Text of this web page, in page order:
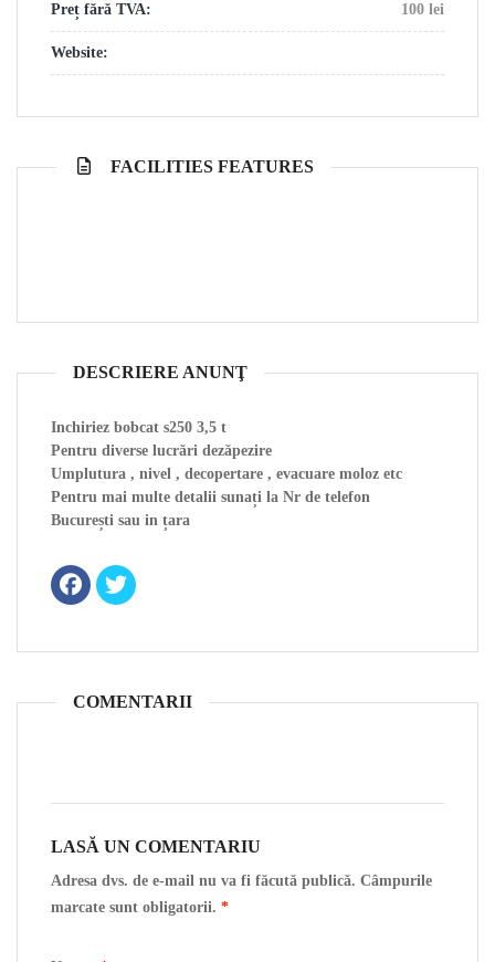
Preț fără TVA: 100 lei
Website:
FACILITIES FEATURES
DESCRIERE ANUNŢ
Inchiriez bobcat s250 3,5 t
Pentru diverse lucrări dezăpezire
Umplutura , nivel , decopertare , evacuare moloz etc
Pentru mai multe detalii sunați la Nr de telefon
București sau in țara
COMENTARII
LASĂ UN COMENTARIU
Adresa dvs. de e-mail nu va fi făcută publică. Câmpurile
marcate sunt obligatorii. *